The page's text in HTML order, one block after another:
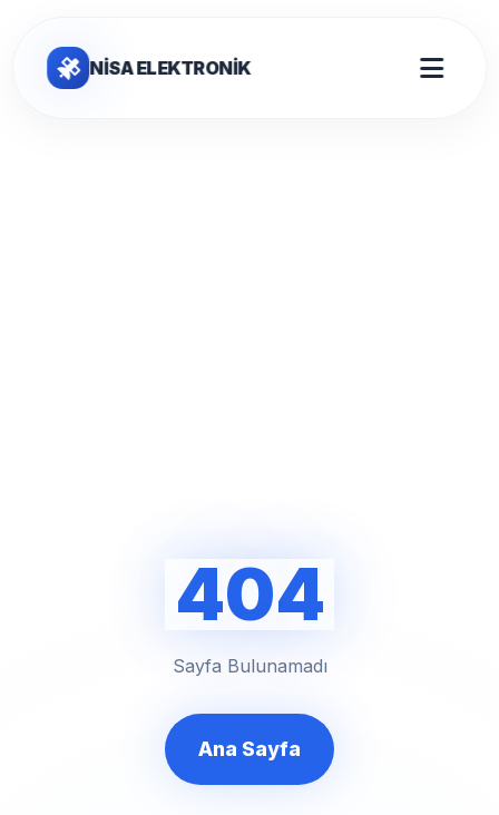
NİSA ELEKTRONİK
404
Sayfa Bulunamadı
Ana Sayfa